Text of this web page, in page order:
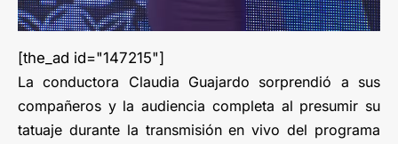
[the_ad id="147215"]
La conductora Claudia Guajardo sorprendió a sus
compañeros y la audiencia completa al presumir su
tatuaje durante la transmisión en vivo del programa